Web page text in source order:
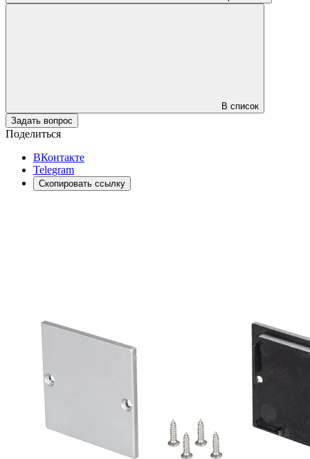
В список
Задать вопрос
Поделиться
ВКонтакте
Telegram
Скопировать ссылку